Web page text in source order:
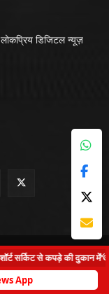
डिजिटल न्यूज़
Contact us
×
सर्किट से कपड़े की दुकान में आग,
App